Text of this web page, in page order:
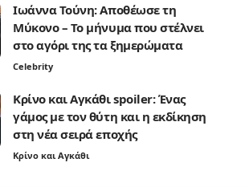
Ιωάννα Τούνη: Αποθέωσε τη
Μύκονο – Το μήνυμα που στέλνει
στο αγόρι της τα ξημερώματα
Celebrity
Κρίνο και Αγκάθι spoiler: Ένας
γάμος με τον θύτη και η εκδίκηση
στη νέα σειρά εποχής
Κρίνο και Αγκάθι